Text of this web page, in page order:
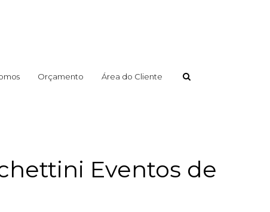
Orçamento Área do Cliente
Eventos de